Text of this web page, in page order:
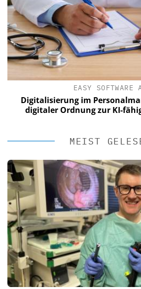
EASY SOFTWARE
Digitalisierung im
digitaler Ordnung zur KI-
MEIST